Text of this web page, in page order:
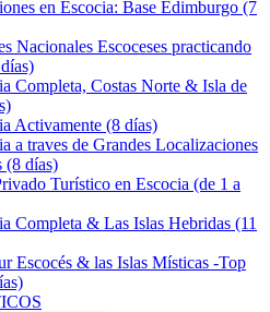
en Escocia: Base Edimburgo (7
Nacionales Escoceses practicando
Completa, Costas Norte & Isla de
Activamente (8 días)
a traves de Grandes Localizaciones
(8 días)
Turístico en Escocia (de 1 a
Completa & Las Islas Hebridas (11
Escocés & las Islas Místicas -Top